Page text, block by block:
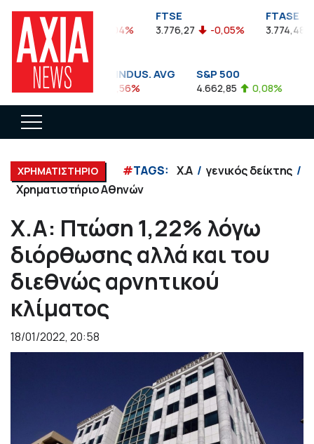
FTSEA
899,47 -0,04%
FTSE
3.776,27 -0,05%
FTASE
3.774,48
DOW JONES INDUS. AVG
35.911,81 -0,56%
S&P 500
4.662,85 0,08%
ΧΡΗΜΑΤΙΣΤΗΡΙΟ #TAGS: Χ.Α
γενικός δείκτης
Χρηματιστήριο Αθηνών
Χ.Α: Πτώση 1,22% λόγω
διόρθωσης αλλά και του
διεθνώς αρνητικού
κλίματος
18/01/2022, 20:58